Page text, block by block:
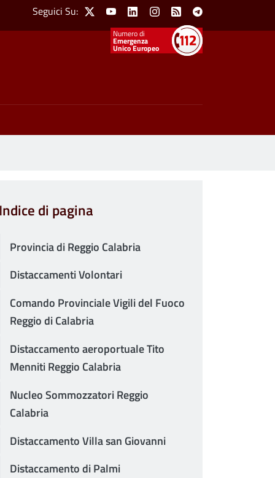
Social Menu
Seguici Su: X YoutubeLinkedinInstagram
Feed Telegram
Emergenza
Unico Europeo
Indice di pagina
Provincia di Reggio Calabria
Distaccamenti Volontari
Comando Provinciale Vigili del Fuoco
Reggio di Calabria
Distaccamento aeroportuale Tito
Menniti Reggio Calabria
Nucleo Sommozzatori Reggio
Calabria
Distaccamento Villa san Giovanni
Distaccamento di Palmi